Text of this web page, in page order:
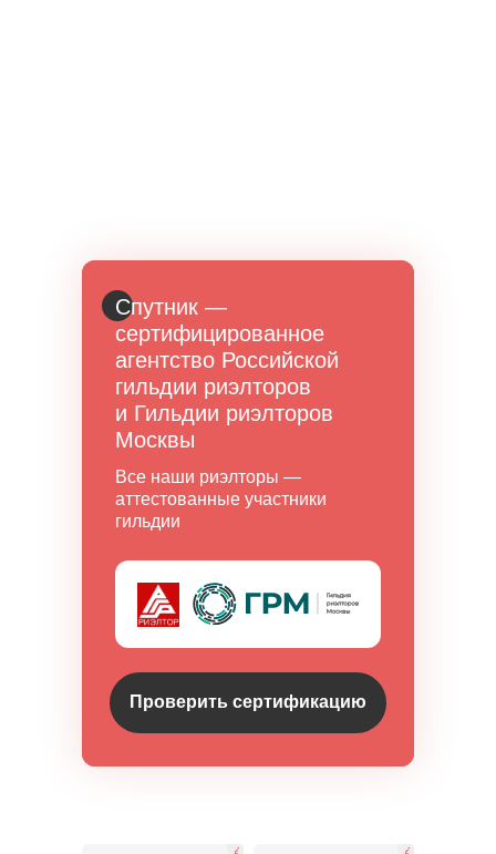
Спутник —
сертифицированное
агентство Российской
гильдии риэлторов
и Гильдии риэлторов
Москвы
Все наши риэлторы —
аттестованные участники
гильдии
Проверить сертификацию